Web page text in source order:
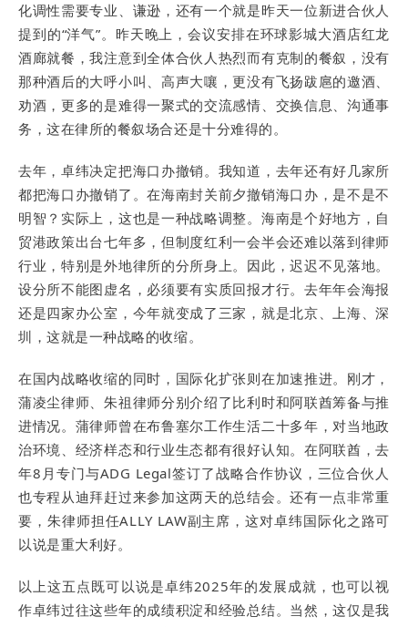
化调性需要专业、谦逊，还有一个就是昨天一位新进合伙人
提到的“洋气”。昨天晚上，会议安排在环球影城大酒店红龙
酒廊就餐，我注意到全体合伙人热烈而有克制的餐叙，没有
那种酒后的大呼小叫、高声大嚷，更没有飞扬跋扈的邀酒、
劝酒，更多的是难得一聚式的交流感情、交换信息、沟通事
务，这在律所的餐叙场合还是十分难得的。
去年，卓纬决定把海口办撤销。我知道，去年还有好几家所
都把海口办撤销了。在海南封关前夕撤销海口办，是不是不
明智？实际上，这也是一种战略调整。海南是个好地方，自
贸港政策出台七年多，但制度红利一会半会还难以落到律师
行业，特别是外地律所的分所身上。因此，迟迟不见落地。
设分所不能图虚名，必须要有实质回报才行。去年年会海报
还是四家办公室，今年就变成了三家，就是北京、上海、深
圳，这就是一种战略的收缩。
在国内战略收缩的同时，国际化扩张则在加速推进。刚才，
蒲凌尘律师、朱祖律师分别介绍了比利时和阿联酋筹备与推
进情况。蒲律师曾在布鲁塞尔工作生活二十多年，对当地政
治环境、经济样态和行业生态都有很好认知。在阿联酋，去
年8月专门与ADG Legal签订了战略合作协议，三位合伙人
也专程从迪拜赶过来参加这两天的总结会。还有一点非常重
要，朱律师担任ALLY LAW副主席，这对卓纬国际化之路可
以说是重大利好。
以上这五点既可以说是卓纬2025年的发展成就，也可以视
作卓纬过往这些年的成绩积淀和经验总结。当然，这仅是我